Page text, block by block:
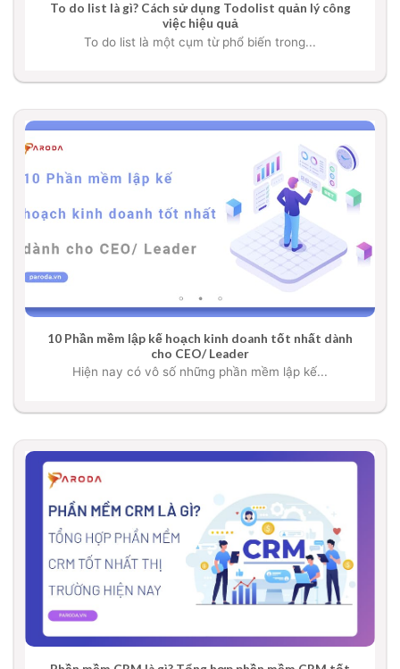
To do list là gì? Cách sử dụng Todolist quản lý công
việc hiệu quả
To do list là một cụm từ phổ biến trong...
10 Phần mềm lập kế hoạch kinh doanh tốt nhất dành
cho CEO/ Leader
Hiện nay có vô số những phần mềm lập kế...